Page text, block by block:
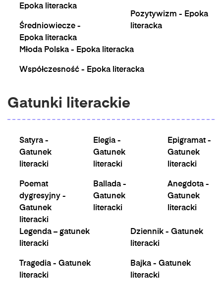
Epoka literacka
Średniowiecze -
Epoka literacka
Pozytywizm - Epoka
literacka
Młoda Polska - Epoka literacka
Współczesność - Epoka literacka
Gatunki literackie
Satyra -
Gatunek
literacki
Poemat
dygresyjny -
Gatunek
literacki
Elegia -
Gatunek
literacki
Ballada -
Gatunek
literacki
Epigramat -
Gatunek
literacki
Anegdota -
Gatunek
literacki
Legenda – gatunek
literacki
Tragedia - Gatunek
literacki
Dziennik - Gatunek
literacki
Bajka - Gatunek
literacki